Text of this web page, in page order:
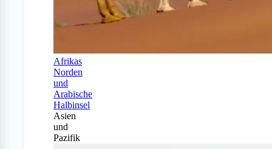
Afrikas
Norden
und
Arabische
Halbinsel
Asien
und
Pazifik